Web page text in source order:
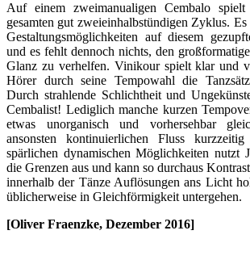
Auf einem zweimanualigen Cembalo
gesamten gut zweieinhalbstündigen Zyklus.
Gestaltungsmöglichkeiten auf diesem
und es fehlt dennoch nichts, den
Glanz zu verhelfen. Vinikour spielt klar und
Hörer durch seine Tempowahl die
Durch strahlende Schlichtheit und
Cembalist! Lediglich manche kurzen
etwas unorganisch und vorhersehbar
ansonsten kontinuierlichen Fluss
spärlichen dynamischen Möglichkeiten nutzt
die Grenzen aus und kann so durchaus
innerhalb der Tänze Auflösungen ans Licht
üblicherweise in Gleichförmigkeit untergehen.
[Oliver Fraenzke, Dezember 2016]